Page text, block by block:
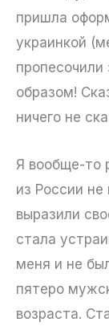
пришла
украинкой
образом!
ничего не
Я вообще-то
из России
выразили
стала
меня и не
пятеро
возраста.